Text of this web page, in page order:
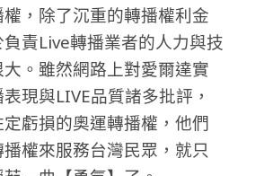
，除了沉重的轉播權利金
責Live轉播業者的人力與技
。雖然網路上對愛爾達實
現與LIVE品質諸多批評，
虧損的奧運轉播權，他們
權來服務台灣民眾，就只